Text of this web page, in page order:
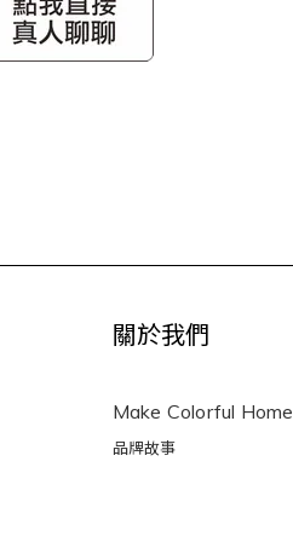
關於我們
Make Colorful Home
品牌故事